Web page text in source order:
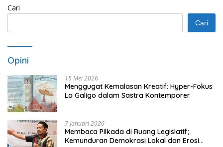
Cari
Cari
Opini
15 Mei 2026
Menggugat Kemalasan Kreatif: Hyper-Fokus
La Galigo dalam Sastra Kontemporer
7 Januari 2026
Membaca Pilkada di Ruang Legislatif;
Kemunduran Demokrasi Lokal dan Erosi